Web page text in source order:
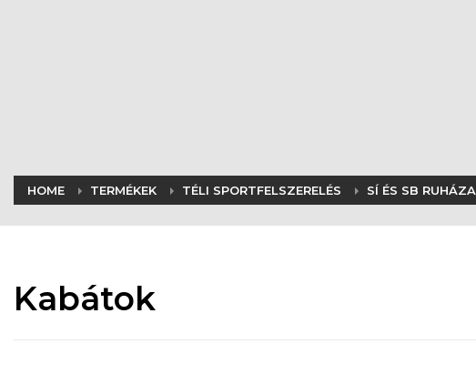
HOME TERMÉKEK TÉLI SPORTFELSZERELÉS SÍ ÉS SB
Kabátok